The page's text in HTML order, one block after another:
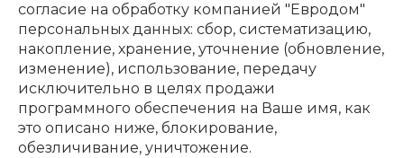
согласие на обработку компанией "Евродом"
персональных данных: сбор, систематизацию,
накопление, хранение, уточнение (обновление,
изменение), использование, передачу
исключительно в целях продажи
программного обеспечения на Ваше имя, как
это описано ниже, блокирование,
обезличивание, уничтожение.